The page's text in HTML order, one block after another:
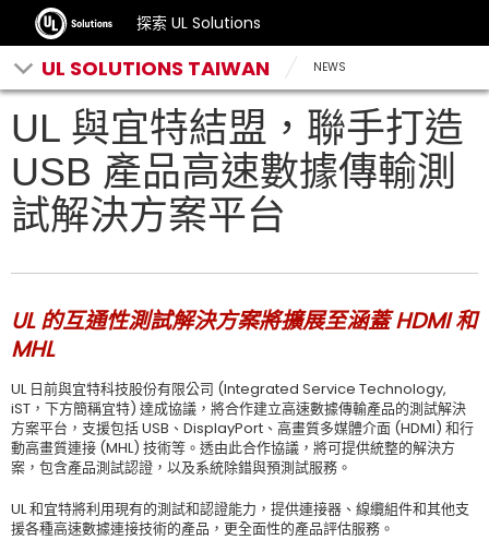
探索 UL Solutions
UL SOLUTIONS TAIWAN NEWS
UL 與宜特結盟，聯手打造
USB 產品高速數據傳輸測
試解決方案平台
UL 的互通性測試解決方案將擴展至涵蓋 HDMI 和
MHL
UL 日前與宜特科技股份有限公司 (Integrated Service Technology,
iST，下方簡稱宜特) 達成協議，將合作建立高速數據傳輸產品的測試解決
方案平台，支援包括 USB、DisplayPort、高畫質多媒體介面 (HDMI) 和行
動高畫質連接 (MHL) 技術等。透由此合作協議，將可提供統整的解決方
案，包含產品測試認證，以及系統除錯與預測試服務。
UL 和宜特將利用現有的測試和認證能力，提供連接器、線纜組件和其他支
援各種高速數據連接技術的產品，更全面性的產品評估服務。